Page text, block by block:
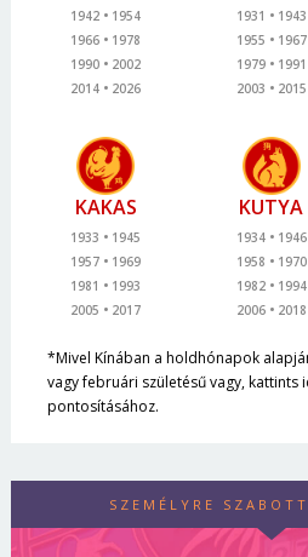
1942
1954
1966
1978
1990
2002
2014
2026
1931
1943
1955
1967
1979
1991
2003
2015
KAKAS
1933
1945
1957
1969
1981
1993
2005
2017
KUTYA
1934
1946
1958
1970
1982
1994
2006
2018
*Mivel Kínában a holdhónapok
vagy februári születésű vagy, kattints
pontosításához.
SZEMÉLYRE